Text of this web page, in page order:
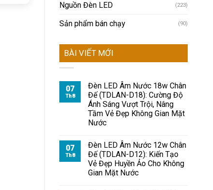
Nguồn Đèn LED (223)
Sản phẩm bán chạy (90)
BÀI VIẾT MỚI
07
Th8
Đèn LED Âm Nước 18w Chân
Đế (TDLAN-D18): Cường Độ
Ánh Sáng Vượt Trội, Nâng
Tầm Vẻ Đẹp Không Gian Mặt
Nước
07
Th8
Đèn LED Âm Nước 12w Chân
Đế (TDLAN-D12): Kiến Tạo
Vẻ Đẹp Huyền Ảo Cho Không
Gian Mặt Nước